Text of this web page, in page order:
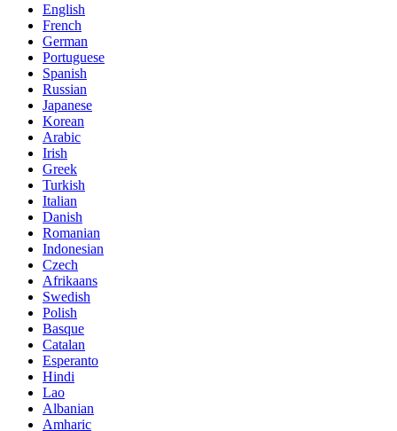
English
French
German
Portuguese
Spanish
Russian
Japanese
Korean
Arabic
Irish
Greek
Turkish
Italian
Danish
Romanian
Indonesian
Czech
Afrikaans
Swedish
Polish
Basque
Catalan
Esperanto
Hindi
Lao
Albanian
Amharic